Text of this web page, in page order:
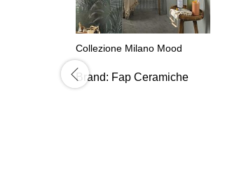
Collezione Milano Mood
Brand: Fap Ceramiche